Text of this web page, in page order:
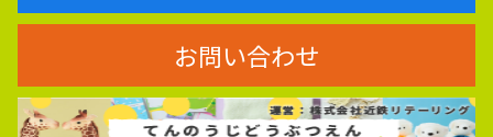
お問い合わせ